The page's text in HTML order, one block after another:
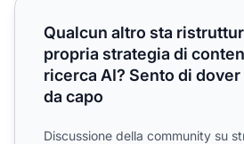
Qualcun altro sta ristrutturando
Qualcun altro sta
propria strategia di
ricerca AI? Sento di
da capo
Discussione della community su